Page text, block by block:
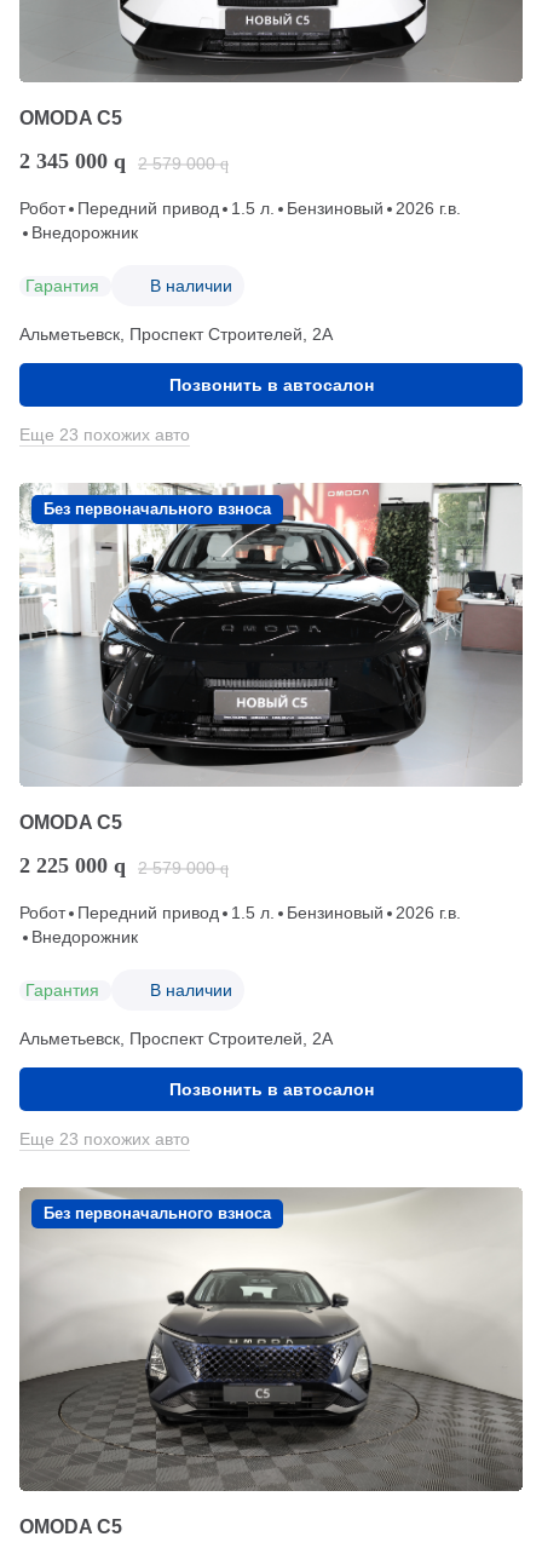
OMODA C5
2 345 000 q 2 579 000 q
Робот Передний привод 1.5 л. Бензиновый
2026 г.в.
Внедорожник
Гарантия В наличии
Альметьевск, Проспект Строителей, 2А
Позвонить в автосалон
Еще 23 похожих авто
Без первоначального взноса
OMODA C5
2 225 000 q 2 579 000 q
Робот Передний привод 1.5 л. Бензиновый
2026 г.в.
Внедорожник
Гарантия В наличии
Альметьевск, Проспект Строителей, 2А
Позвонить в автосалон
Еще 23 похожих авто
Без первоначального взноса
OMODA C5